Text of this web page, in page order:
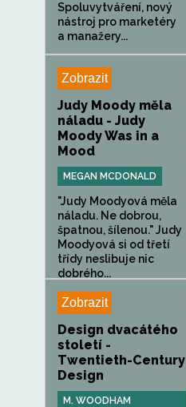
Spoluvytváření, nový
nástroj pro marketéry
a manažery...
Zobrazit
Judy Moody měla
náladu - Judy
Moody Was in a
Mood
MEGAN MCDONALD
"Judy Moodyová měla
náladu. Ne dobrou,
špatnou, šílenou." Judy
Moodyová si od třetí
třídy neslibuje nic
dobrého...
Zobrazit
Design dvacátého
století -
Twentieth-Century
Design
M. WOODHAM